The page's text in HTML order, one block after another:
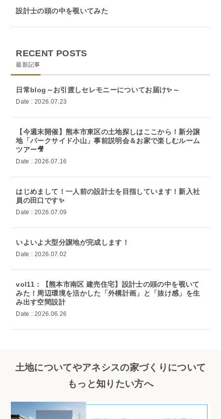
設計士の頭の中を覗いてみた
RECENT POSTS
最新記事
日常blog～お引渡しセレモニーについてお届け✨～
Date : 2026.07.23
【今週末開催】熊本市東区の土地探しはここから！新分譲
地「パークサイド小山」事前説明会＆お家で楽しむルーム
ツアー🎥
Date : 2026.07.16
はじめまして！一人前の設計士を目指しています！新入社
員の田口です✨
Date : 2026.07.09
いよいよ大型分譲地が完成します！
Date : 2026.07.02
vol11：【熊本市南区 建売住宅】設計士の頭の中を覗いて
みた！周辺環境を活かした「外構計画」と「抜け感」を生
み出す空間設計
Date : 2026.06.26
土地についてやアネシスの家づくりについて
もっと知りたい方へ